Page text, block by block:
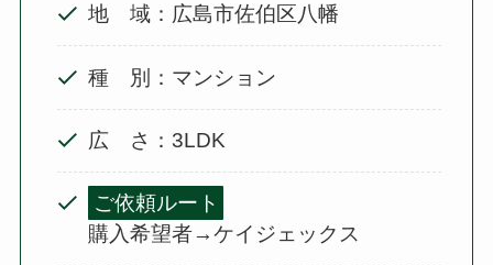
地 域：広島市佐伯区八幡
種 別：マンション
広 さ：3LDK
ご依頼ルート
購入希望者→ケイジェックス